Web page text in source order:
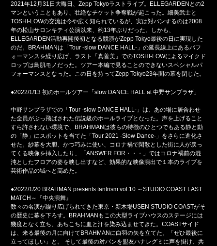
2021年12月31日大晦日、Zepp Tokyoラストライブ。ELLEGARDENとの2
マンということもあり、壮絶なチケット争奪戦が起こった。細美武士と
TOSHI-LOWの交流は今や広く知られているが、実は対バンするのは2008
年の松山サロンキティ公演以来、約13年ぶりだった。しかも、
ELLEGARDEN活動再開後初となる競演がZepp Tokyo最後の日に実現した
のだ。BRAHMANは「Tour -slow DANCE HALL-」の延長線上にあるパフ
ォーマンスを繰り広げ、ラスト「真善美」でのTOSHI-LOWによるマイクド
ロップは鳥肌モノだった。ツアー本編で見ることのできないスペシャルパ
フォーマンスとなった。この日を持ってZepp Tokyo23年間の幕を閉じた。
●2022/1/13 初のホールツアー「slow DANCE HALL at 中野サンプラザ」
中野サンプラザでの「Tour -slow DANCE HALL-」は、あの場に居合わせ
た全員がぶっ飛ばされた伝説級のホールライブとなった。声を上げること
すら許されない環境で、BRAHMANは彼らの特徴のひとつでもある静と動
の「静」にスポットを当てた「Tour 2021 -Slow Dance-」をさらに進化さ
せた。紗幕を大胆、かつ巧みに使い、コロナ禍で閑散とした街に人が戻っ
てくる映像を挿入したり、「ANSWER FOR・・・」ではコロナ禍前の混
沌としたフロアの姿を映し出すなど、効果的な映像演出で１本のライブを
芸術作品の域へと高めた。
●2022/1/20 BRAHMAN presents tantrism vol.10 ～STUDIO COAST LAST
MATCH～『中央演舞』
数々の名演が繰り広げられてきた東京・新木場USEN STUDIO COASTがそ
の歴史に幕を下ろす。BRAHMANもこの大型ライブハウスのステージには
幾度となく立ち、あちこちに血と汗を染み込ませてきた。COASTサイド
は、来る最後の月に向けてBRAHMANに白羽の矢を立てた。「ぜひ最後に
立ってほしい」と。 そして最後の対バンを盟友ハナレグミに声を掛け、共